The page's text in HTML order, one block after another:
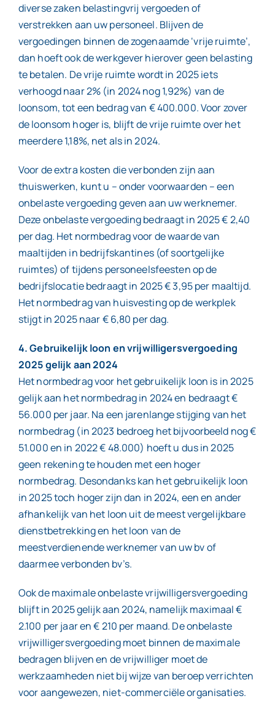
diverse zaken belastingvrij vergoeden of
verstrekken aan uw personeel. Blijven de
vergoedingen binnen de zogenaamde ‘vrije ruimte’,
dan hoeft ook de werkgever hierover geen belasting
te betalen. De vrije ruimte wordt in 2025 iets
verhoogd naar 2% (in 2024 nog 1,92%) van de
loonsom, tot een bedrag van € 400.000. Voor zover
de loonsom hoger is, blijft de vrije ruimte over het
meerdere 1,18%, net als in 2024.
Voor de extra kosten die verbonden zijn aan
thuiswerken, kunt u – onder voorwaarden – een
onbelaste vergoeding geven aan uw werknemer.
Deze onbelaste vergoeding bedraagt in 2025 € 2,40
per dag. Het normbedrag voor de waarde van
maaltijden in bedrijfskantines (of soortgelijke
ruimtes) of tijdens personeelsfeesten op de
bedrijfslocatie bedraagt in 2025 € 3,95 per maaltijd.
Het normbedrag van huisvesting op de werkplek
stijgt in 2025 naar € 6,80 per dag.
4. Gebruikelijk loon en vrijwilligersvergoeding
2025 gelijk aan 2024
Het normbedrag voor het gebruikelijk loon is in 2025
gelijk aan het normbedrag in 2024 en bedraagt €
56.000 per jaar. Na een jarenlange stijging van het
normbedrag (in 2023 bedroeg het bijvoorbeeld nog €
51.000 en in 2022 € 48.000) hoeft u dus in 2025
geen rekening te houden met een hoger
normbedrag. Desondanks kan het gebruikelijk loon
in 2025 toch hoger zijn dan in 2024, een en ander
afhankelijk van het loon uit de meest vergelijkbare
dienstbetrekking en het loon van de
meestverdienende werknemer van uw bv of
daarmee verbonden bv’s.
Ook de maximale onbelaste vrijwilligersvergoeding
blijft in 2025 gelijk aan 2024, namelijk maximaal €
2.100 per jaar en € 210 per maand. De onbelaste
vrijwilligersvergoeding moet binnen de maximale
bedragen blijven en de vrijwilliger moet de
werkzaamheden niet bij wijze van beroep verrichten
voor aangewezen, niet-commerciële organisaties.